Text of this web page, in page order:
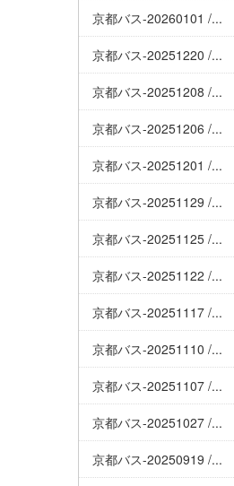
京都バス-20260101 /...
京都バス-20251220 /...
京都バス-20251208 /...
京都バス-20251206 /...
京都バス-20251201 /...
京都バス-20251129 /...
京都バス-20251125 /...
京都バス-20251122 /...
京都バス-20251117 /...
京都バス-20251110 /...
京都バス-20251107 /...
京都バス-20251027 /...
京都バス-20250919 /...